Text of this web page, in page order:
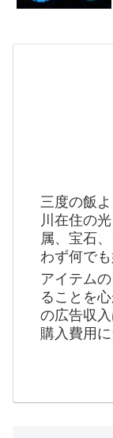
三度の飯
川在住の
属、宝石
わず何でも
アイテム
ることを
の広告収
購入費用